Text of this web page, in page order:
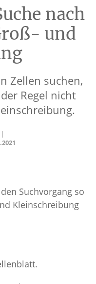
nach
und
Zellen suchen,
Regel nicht
|
Suchvorgang so
Kleinschreibung